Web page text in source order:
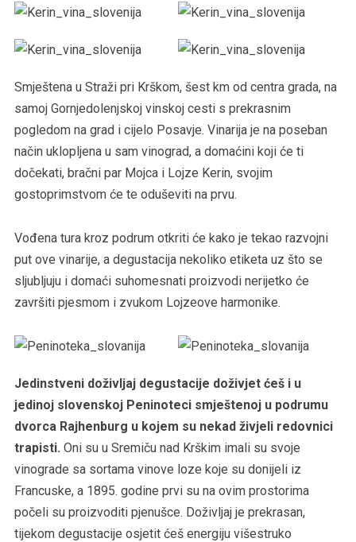
Smještena u Straži pri Krškom, šest km od centra grada, na
samoj Gornjedolenjskoj vinskoj cesti s prekrasnim
pogledom na grad i cijelo Posavje. Vinarija je na poseban
način uklopljena u sam vinograd, a domaćini koji će ti
dočekati, bračni par Mojca i Lojze Kerin, svojim
gostoprimstvom će te oduševiti na prvu.
Vođena tura kroz podrum otkriti će kako je tekao razvojni
put ove vinarije, a degustacija nekoliko etiketa uz što se
sljubljuju i domaći suhomesnati proizvodi nerijetko će
završiti pjesmom i zvukom Lojzeove harmonike.
Jedinstveni doživljaj degustacije doživjet ćeš i u
jedinoj slovenskoj Peninoteci smještenoj u podrumu
dvorca Rajhenburg u kojem su nekad živjeli redovnici
trapisti. Oni su u Sremiču nad Krškim imali su svoje
vinograde sa sortama vinove loze koje su donijeli iz
Francuske, a 1895. godine prvi su na ovim prostorima
počeli su proizvoditi pjenušce. Doživljaj je prekrasan,
tijekom degustacije osjetit ćeš energiju višestruko